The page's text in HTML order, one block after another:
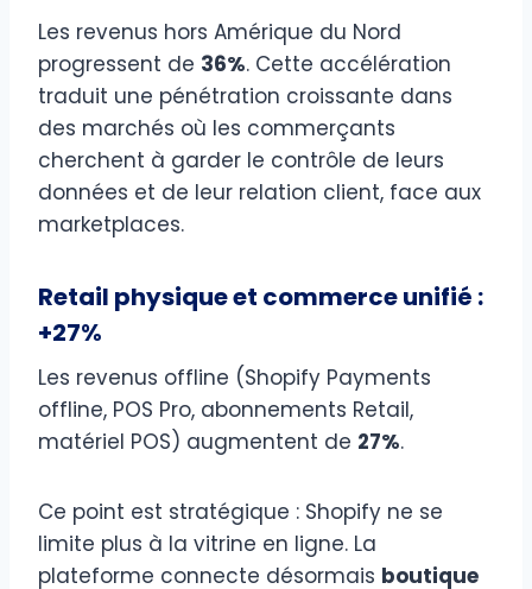
Les revenus hors Amérique du Nord
progressent de 36%. Cette accélération
traduit une pénétration croissante dans
des marchés où les commerçants
cherchent à garder le contrôle de leurs
données et de leur relation client, face aux
marketplaces.
Retail physique et commerce unifié :
+27%
Les revenus offline (Shopify Payments
offline, POS Pro, abonnements Retail,
matériel POS) augmentent de 27%.
Ce point est stratégique : Shopify ne se
limite plus à la vitrine en ligne. La
plateforme connecte désormais boutique